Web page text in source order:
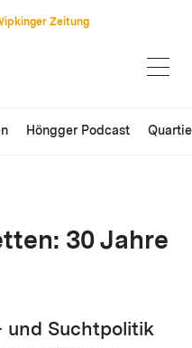
Zeitung
Höngger Podcast
30 Jahre
und Suchtpolitik